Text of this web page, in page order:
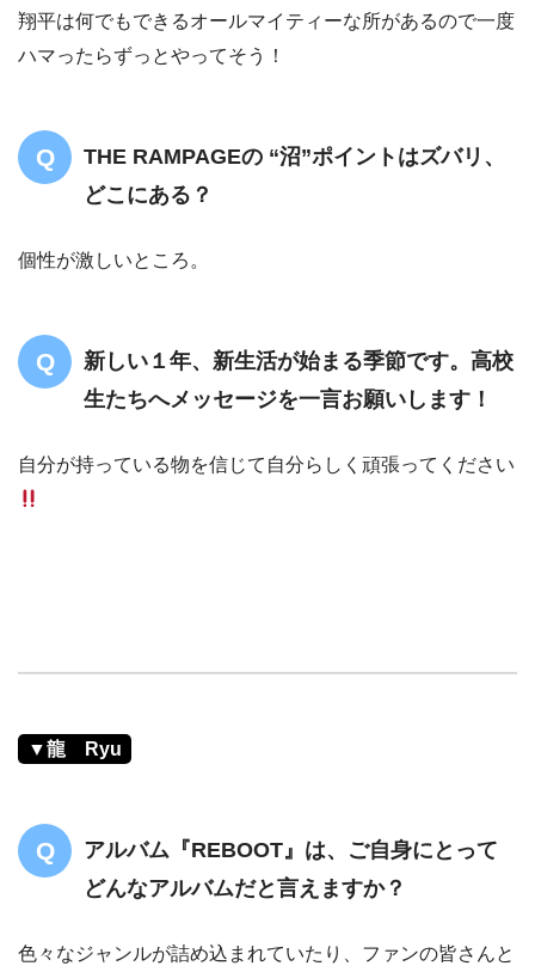
翔平は何でもできるオールマイティーな所があるので一度
ハマったらずっとやってそう！
THE RAMPAGEの “沼”ポイントはズバリ、
どこにある？
個性が激しいところ。
新しい１年、新生活が始まる季節です。高校
生たちへメッセージを一言お願いします！
自分が持っている物を信じて自分らしく頑張ってください
▼龍 Ryu
アルバム『REBOOT』は、ご自身にとって
どんなアルバムだと言えますか？
色々なジャンルが詰め込まれていたり、ファンの皆さんと